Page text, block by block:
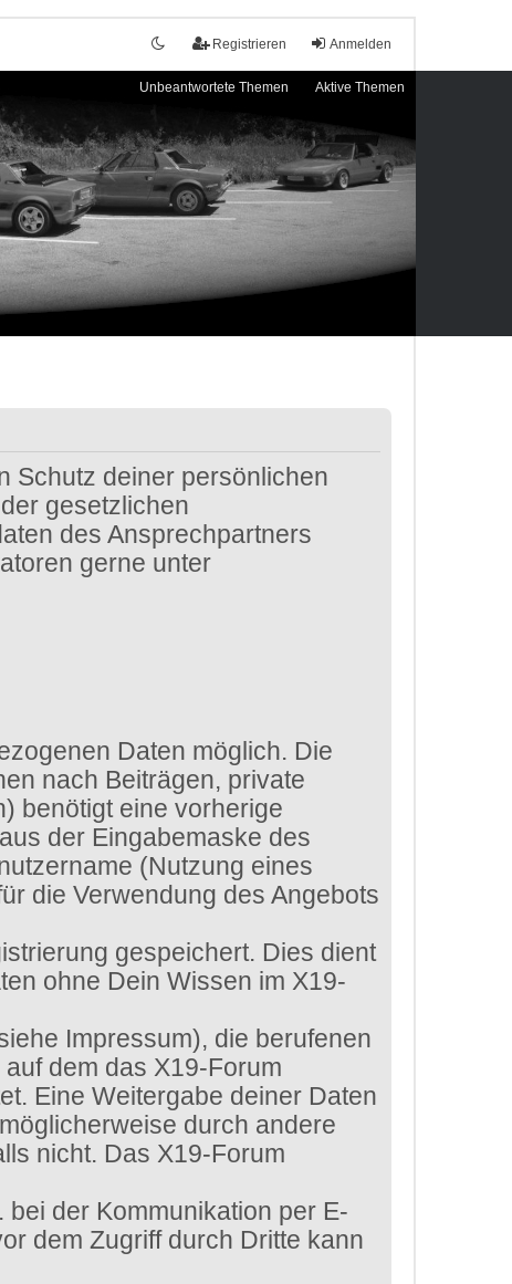
Anmelden
Registrieren
Unbeantwortete Themen Aktive Themen
Schutz deiner persönlichen
gesetzlichen
des Ansprechpartners
gerne unter
Daten möglich. Die
nach Beiträgen, private
benötigt eine vorherige
der Eingabemaske des
(Nutzung eines
die Verwendung des Angebots
gespeichert. Dies dient
ohne Dein Wissen im X19-
Impressum), die berufenen
dem das X19-Forum
Eine Weitergabe deiner Daten
durch andere
nicht. Das X19-Forum
der Kommunikation per E-
dem Zugriff durch Dritte kann